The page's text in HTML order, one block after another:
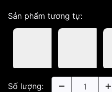
Sản phẩm tương tự:
Số lượng: